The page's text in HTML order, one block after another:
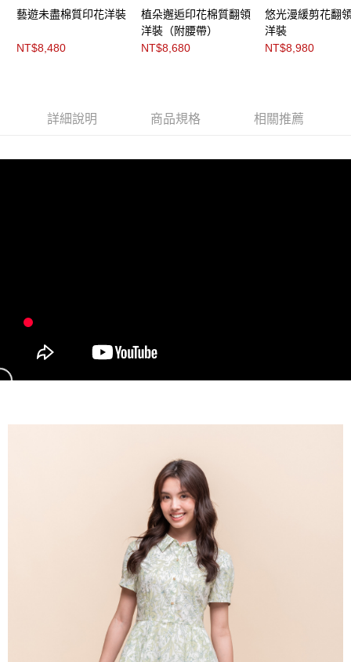
任。
４．使用「AFTEE先享後付」時，將依據個別帳號之用戶狀況，依本公司即
時審查核予不同之上限額度；若仍有額度不足之情形，本公司將視審查結果
請求用戶進行身份認證。
免運費
藝遊未盡棉質印花洋裝
NT$8,480
植朵邂逅印花棉質翻領
洋裝（附腰帶）
NT$8,680
悠光漫緩剪花翻
洋裝
NT$8,980
詳細說明 商品規格 相關推薦